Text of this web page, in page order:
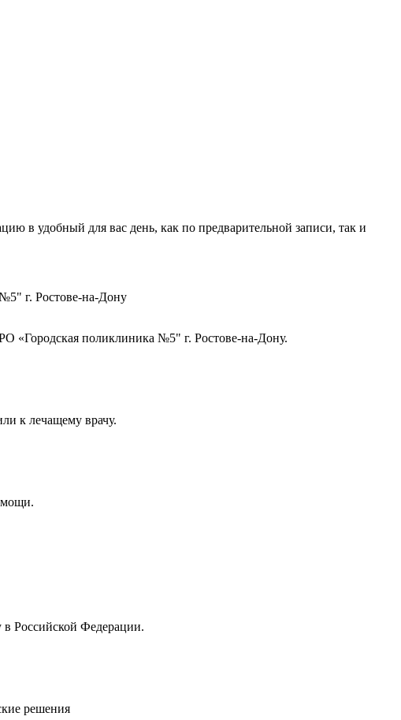
в удобный для вас день, как по предварительной записи, так и
г. Ростове-на-Дону
«Городская поликлиника №5" г. Ростове-на-Дону.
к лечащему врачу.
Российской Федерации.
решения